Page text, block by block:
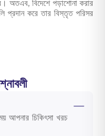
অতএব, বিদেশে পড়াশোনা করার
প্রদান করে তার বিস্তৃত পরিসর
আপনার চিকিৎসা খরচ